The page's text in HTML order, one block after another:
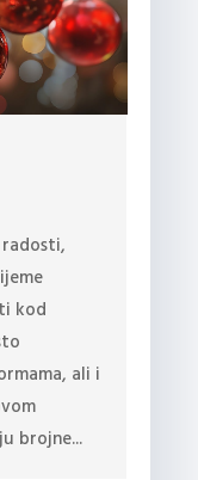
kod
ali i
brojne...